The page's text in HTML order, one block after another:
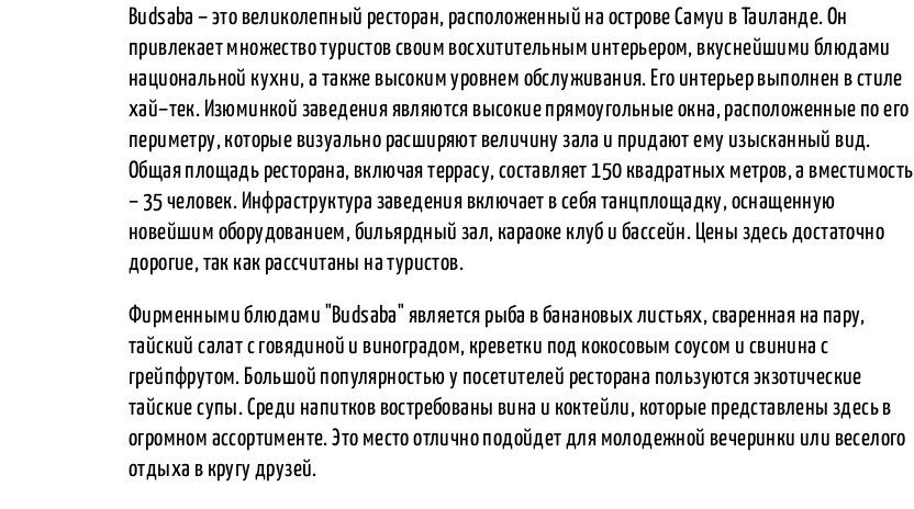
Budsaba – это великолепный ресторан, расположенный на острове Самуи в Таиланде. Он
привлекает множество туристов своим восхитительным интерьером, вкуснейшими блюдами
национальной кухни, а также высоким уровнем обслуживания. Его интерьер выполнен в стиле
хай–тек. Изюминкой заведения являются высокие прямоугольные окна, расположенные по его
периметру, которые визуально расширяют величину зала и придают ему изысканный вид.
Общая площадь ресторана, включая террасу, составляет 150 квадратных метров, а вместимость
– 35 человек. Инфраструктура заведения включает в себя танцплощадку, оснащенную
новейшим оборудованием, бильярдный зал, караоке клуб и бассейн. Цены здесь достаточно
дорогие, так как рассчитаны на туристов.
Фирменными блюдами "Budsaba" является рыба в банановых листьях, cваренная на пару,
тайский салат с говядиной и виноградом, креветки под кокосовым соусом и свинина с
грейпфрутом. Большой популярностью у посетителей ресторана пользуются экзотические
тайские супы. Среди напитков востребованы вина и коктейли, которые представлены здесь в
огромном ассортименте. Это место отлично подойдет для молодежной вечеринки или веселого
отдыха в кругу друзей.